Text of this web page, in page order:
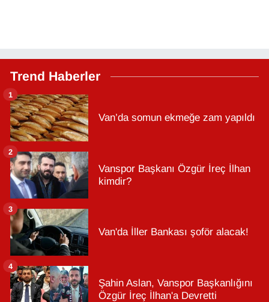
Trend Haberler
Van’da somun ekmeğe zam yapıldı
1
Vanspor Başkanı Özgür İreç İlhan
kimdir?
2
Van'da İller Bankası şoför alacak!
3
Şahin Aslan, Vanspor Başkanlığını
Özgür İreç İlhan'a Devretti
4